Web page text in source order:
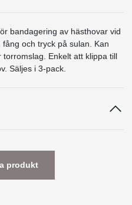
bandagering av hästhovar vid
och tryck på sulan. Kan
Enkelt att klippa till
Säljes i 3-pack.
produkt